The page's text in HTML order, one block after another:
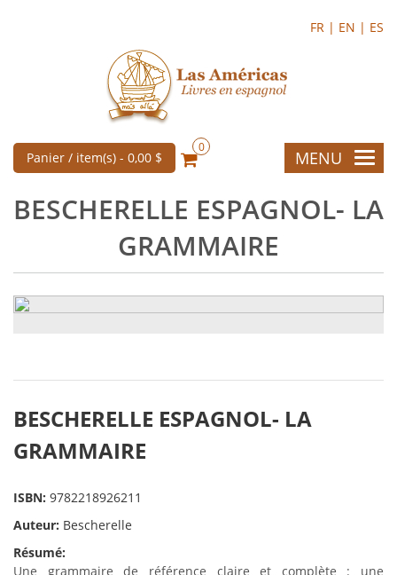
FR | EN | ES
Panier / item(s) - 0,00 $
0
MENU
BESCHERELLE ESPAGNOL- LA
GRAMMAIRE
BESCHERELLE ESPAGNOL- LA
GRAMMAIRE
ISBN: 9782218926211
Auteur: Bescherelle
Résumé:
Une grammaire de référence claire et complète : une